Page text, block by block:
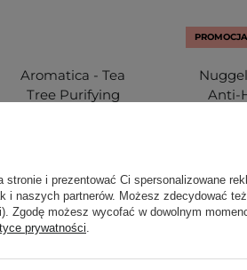
Aromatica - Tea
Tree Purifying
Głowy - 100ml
PROMOCJA
Anti-
i prezentować Ci spersonalizowane
i naszych partnerów. Możesz zdecydować
Zgodę możesz wycofać w dowolnym
prywatności